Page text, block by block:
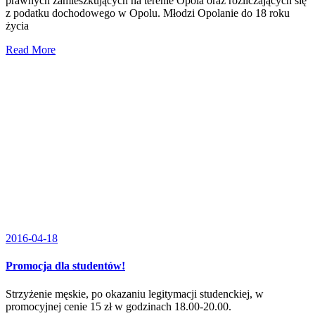
z podatku dochodowego w Opolu. Młodzi Opolanie do 18 roku
życia
Read More
2016-04-18
Promocja dla studentów!
Strzyżenie męskie, po okazaniu legitymacji studenckiej, w
promocyjnej cenie 15 zł w godzinach 18.00-20.00.